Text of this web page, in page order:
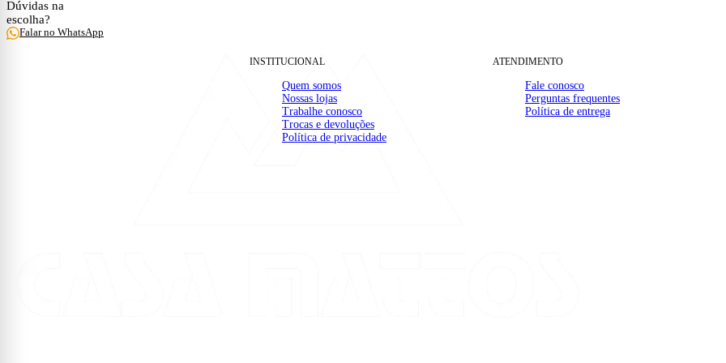
Dúvidas na
escolha?
Falar no WhatsApp
INSTITUCIONAL
Quem somos
Nossas lojas
Trabalhe conosco
Trocas e devoluções
Política de privacidade
ATENDIMENTO
Fale conosco
Perguntas frequentes
Política de entrega